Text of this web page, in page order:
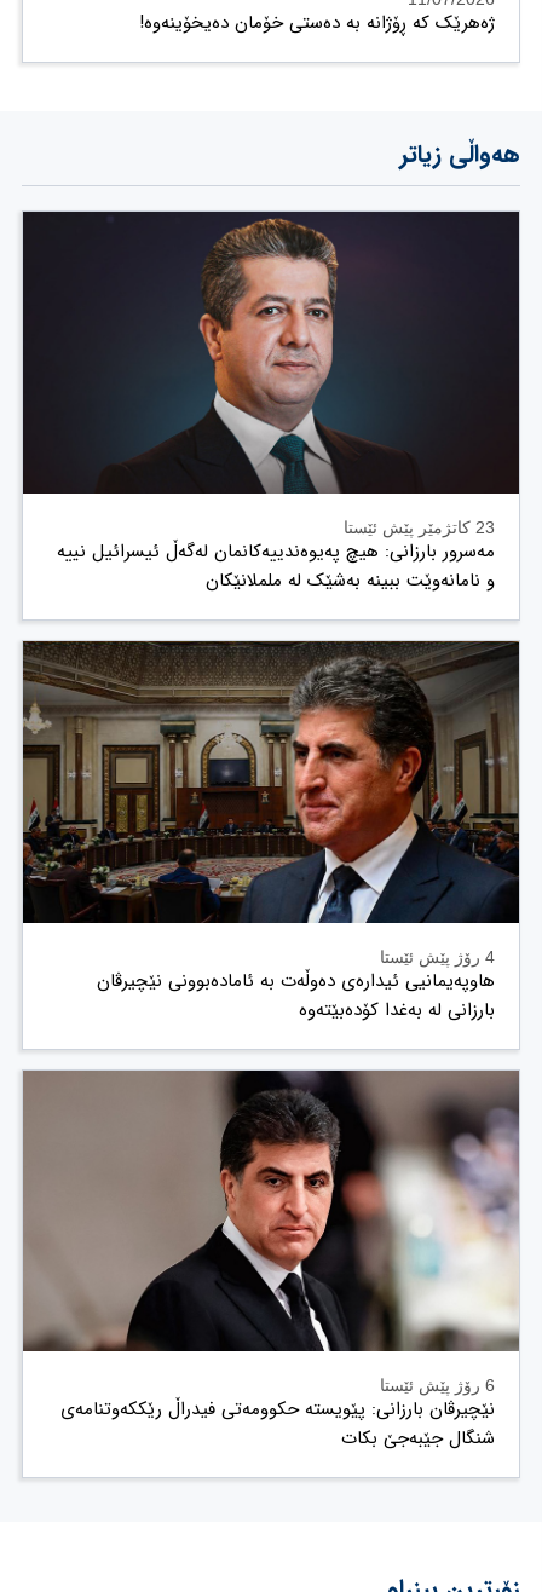
ژەهرێک کە ڕۆژانە بە دەستی خۆمان دەیخۆینەوە!
هەواڵی زیاتر
23 کاتژمێر پێش ئێستا
مەسرور بارزانی: هیچ پەیوەندییەکانمان لەگەڵ ئیسرائیل نییە
و نامانەوێت ببینە بەشێک لە ململانێکان
4 رۆژ پێش ئێستا
هاوپەیمانیی ئیدارەی دەوڵەت بە ئامادەبوونی نێچیرڤان
بارزانی لە بەغدا کۆدەبێتەوە
6 رۆژ پێش ئێستا
نێچیرڤان بارزانی: پێویستە حکوومەتی فیدراڵ رێککەوتنامەی
شنگال جێبەجێ بکات